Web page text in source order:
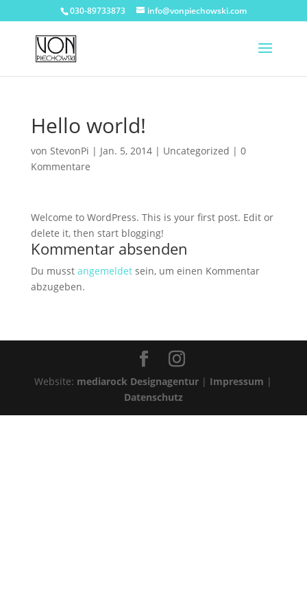
030-89733873 info@vonpiechowski.com
Hello world!
von StevonPi | Jan. 5, 2014| Uncategorized | 0
Kommentare
Welcome to WordPress. This is your first post. Edit or
delete it, then start blogging!
Kommentar absenden
Du musst angemeldetsein, um einen Kommentar
abzugeben.
Website: mediarock Designagentur | Impressum |
Datenschutz